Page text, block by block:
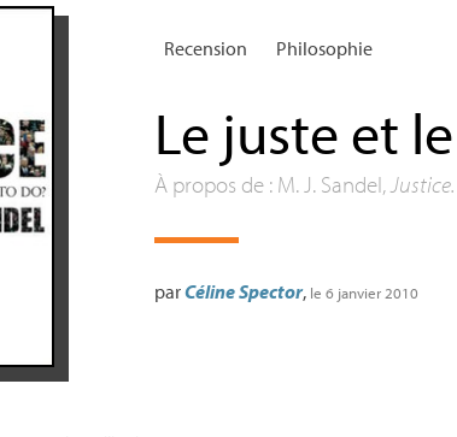
Recension Philosophie
Le juste et
À propos de : M. J. Sandel,
parCéline Spector, le 6 janvier 2010